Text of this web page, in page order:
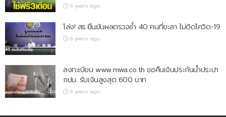
6 years ago
โล่ง! สธ.ยืนยันผลตรวจซ้ำ 40 คนที่ยะลา ไม่ติดโควิด-19
6 years ago
ลงทะเบียน www.mwa.co.th ขอคืนเงินประกันน้ำประปา
กปน. รับเงินสูงสุด 600 บาท
6 years ago